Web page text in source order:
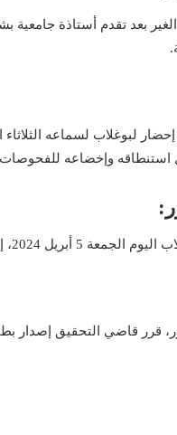
بعد تقدم أستاذة جامعية
لبوغلاب لسماعه
وإخضاعه للفحوصات
مرة أخرى متعللاً بوضعه الصحي.
قرر قاضي التحقيق إصدار